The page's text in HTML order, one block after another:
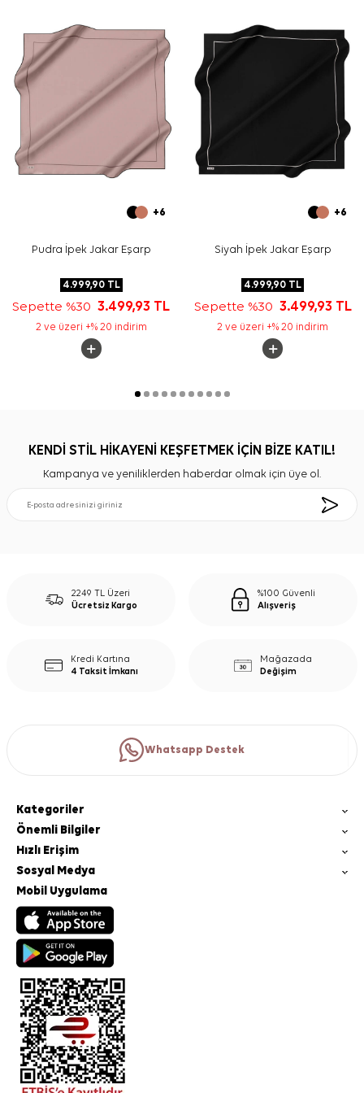
izleyiniz. İpek ve hassas eşarpların elde hassas
bakımında
Aker İpek Eşarp Şampuanı
Sıkça Sorulan Sorular
Gri İpek Jakar Kare Düz Eşarp ölçüsü nedir?
Bu ipek eşarp hangi renklerle kombinlenir?
Ürünün deseni nasıldır?
Bu eşarp günlük kullanım için uygun mudur?
+6
Pudra İpek Jakar Eşarp
4.999,90TL
Sepette %303.499,93 TL
2 ve üzeri +% 20 indirim
+6
Siyah İpek Jakar Eşarp
4.999,90 TL
Sepette %30 3.499,93 TL
2 ve üzeri +% 20 indirim
KENDİ STİL HİKAYENİ KEŞFETMEK İÇİN BİZE KATIL!
Kampanya ve yeniliklerden haberdar olmak için üye ol.
2249 TL Üzeri
Ücretsiz Kargo
%100 Güvenli
Alışveriş
Kredi Kartına
4 Taksit İmkanı
Mağazada
Değişim
Whatsapp Destek
Kategoriler
Önemli Bilgiler
Hızlı Erişim
Sosyal Medya
Mobil Uygulama